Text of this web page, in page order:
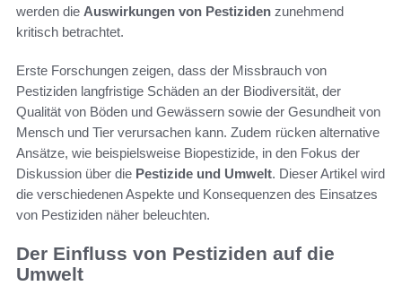
werden die Auswirkungen von Pestiziden zunehmend
kritisch betrachtet.
Erste Forschungen zeigen, dass der Missbrauch von
Pestiziden langfristige Schäden an der Biodiversität, der
Qualität von Böden und Gewässern sowie der Gesundheit von
Mensch und Tier verursachen kann. Zudem rücken alternative
Ansätze, wie beispielsweise Biopestizide, in den Fokus der
Diskussion über die Pestizide und Umwelt. Dieser Artikel wird
die verschiedenen Aspekte und Konsequenzen des Einsatzes
von Pestiziden näher beleuchten.
Der Einfluss von Pestiziden auf die
Umwelt